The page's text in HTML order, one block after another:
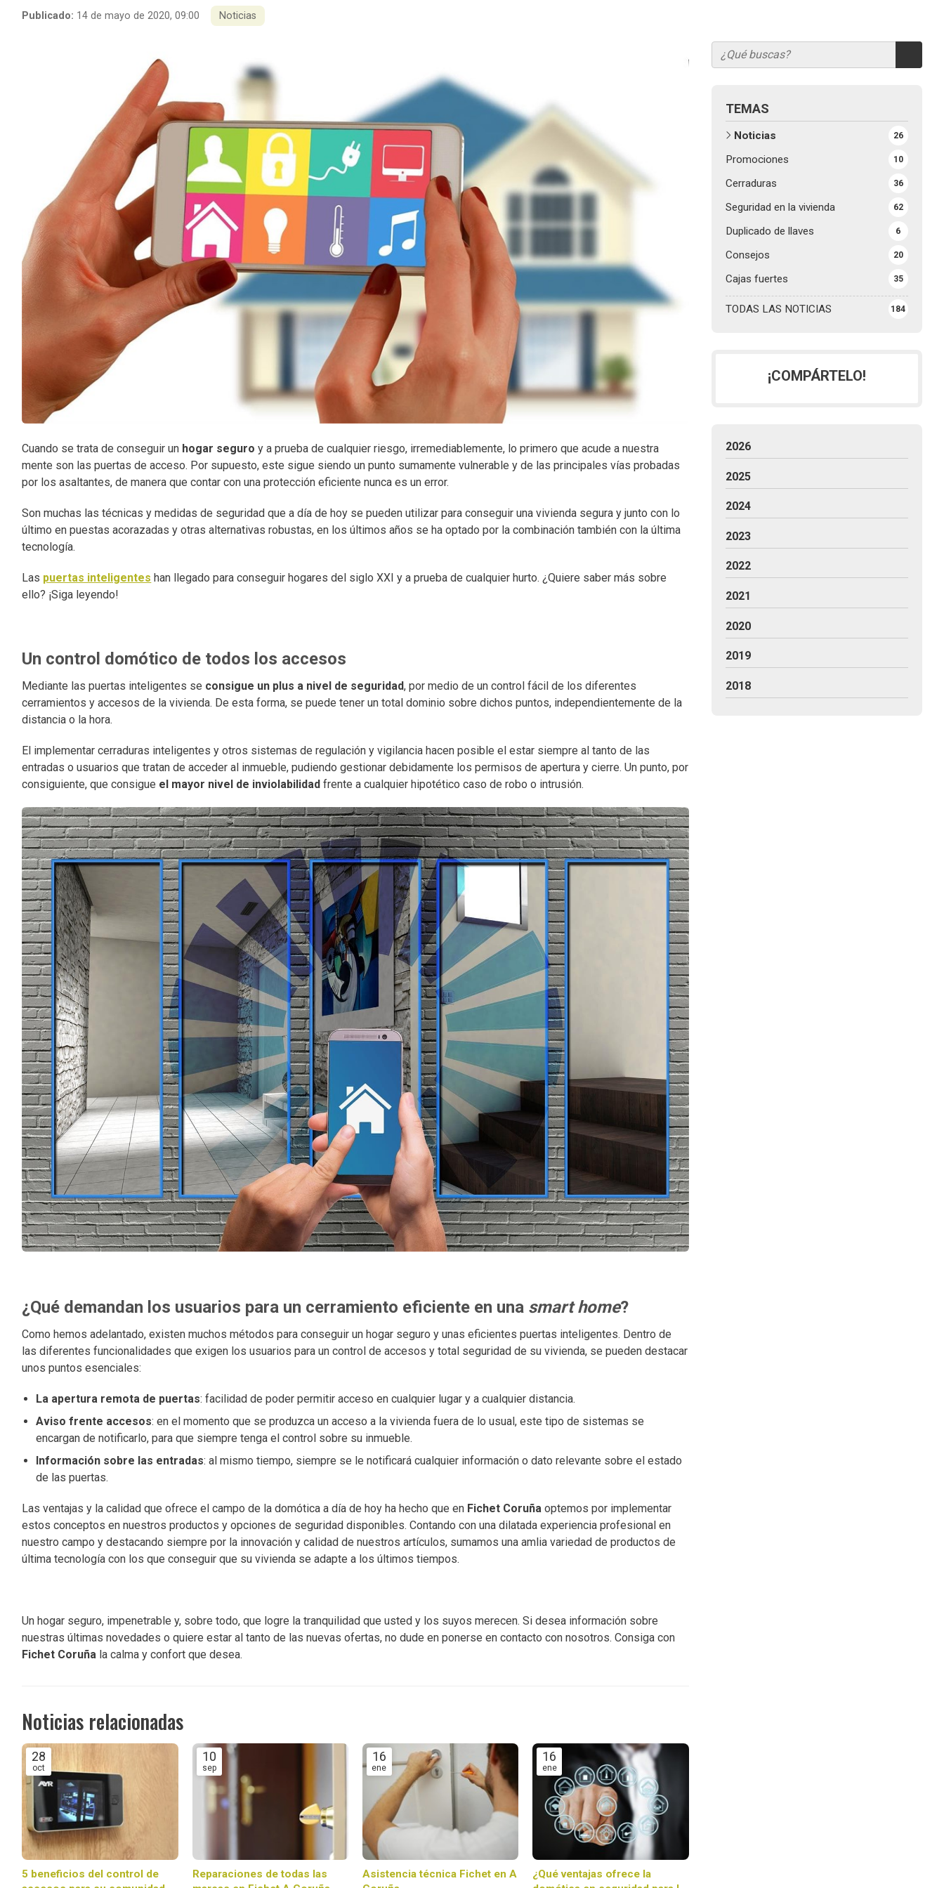
Publicado: 14 de mayo de 2020, 09:00 Noticias
TEMAS
TODAS LAS NOTICIAS 184
Noticias 26
Promociones 10
Cerraduras 36
Seguridad en la vivienda 62
Duplicado de llaves 6
Consejos 20
Cajas fuertes 35
Cuando se trata de conseguir un hogar seguro y a prueba de cualquier riesgo, irremediablemente, lo primero que acude a nuestra
mente son las puertas de acceso. Por supuesto, este sigue siendo un punto sumamente vulnerable y de las principales vías probadas
por los asaltantes, de manera que contar con una protección eficiente nunca es un error.
Son muchas las técnicas y medidas de seguridad que a día de hoy se pueden utilizar para conseguir una vivienda segura y junto con lo
último en puestas acorazadas y otras alternativas robustas, en los últimos años se ha optado por la combinación también con la última
tecnología.
Las puertas inteligentes han llegado para conseguir hogares del siglo XXI y a prueba de cualquier hurto. ¿Quiere saber más sobre
ello? ¡Siga leyendo!
Un control domótico de todos los accesos
Mediante las puertas inteligentes se consigue un plus a nivel de seguridad, por medio de un control fácil de los diferentes
cerramientos y accesos de la vivienda. De esta forma, se puede tener un total dominio sobre dichos puntos, independientemente de la
distancia o la hora.
El implementar cerraduras inteligentes y otros sistemas de regulación y vigilancia hacen posible el estar siempre al tanto de las
entradas o usuarios que tratan de acceder al inmueble, pudiendo gestionar debidamente los permisos de apertura y cierre. Un punto, por
consiguiente, que consigue el mayor nivel de inviolabilidad frente a cualquier hipotético caso de robo o intrusión.
¿Qué demandan los usuarios para un cerramiento eficiente en una smart home?
Como hemos adelantado, existen muchos métodos para conseguir un hogar seguro y unas eficientes puertas inteligentes. Dentro de
las diferentes funcionalidades que exigen los usuarios para un control de accesos y total seguridad de su vivienda, se pueden destacar
unos puntos esenciales:
La apertura remota de puertas: facilidad de poder permitir acceso en cualquier lugar y a cualquier distancia.
Aviso frente accesos: en el momento que se produzca un acceso a la vivienda fuera de lo usual, este tipo de sistemas se
encargan de notificarlo, para que siempre tenga el control sobre su inmueble.
Información sobre las entradas: al mismo tiempo, siempre se le notificará cualquier información o dato relevante sobre el estado
de las puertas.
Las ventajas y la calidad que ofrece el campo de la domótica a día de hoy ha hecho que en Fichet Coruña optemos por implementar
estos conceptos en nuestros productos y opciones de seguridad disponibles. Contando con una dilatada experiencia profesional en
nuestro campo y destacando siempre por la innovación y calidad de nuestros artículos, sumamos una amlia variedad de productos de
última tecnología con los que conseguir que su vivienda se adapte a los últimos tiempos.
Un hogar seguro, impenetrable y, sobre todo, que logre la tranquilidad que usted y los suyos merecen. Si desea información sobre
nuestras últimas novedades o quiere estar al tanto de las nuevas ofertas, no dude en ponerse en contacto con nosotros. Consiga con
Fichet Coruña la calma y confort que desea.
Noticias relacionadas
28
oct
5 beneficios del control de
10
sep
Reparaciones de todas las
16
ene
Asistencia técnica Fichet en A
16
ene
¿Qué ventajas ofrece la
¡COMPÁRTELO!
2026
2025
2024
2023
2022
2021
2020
2019
2018